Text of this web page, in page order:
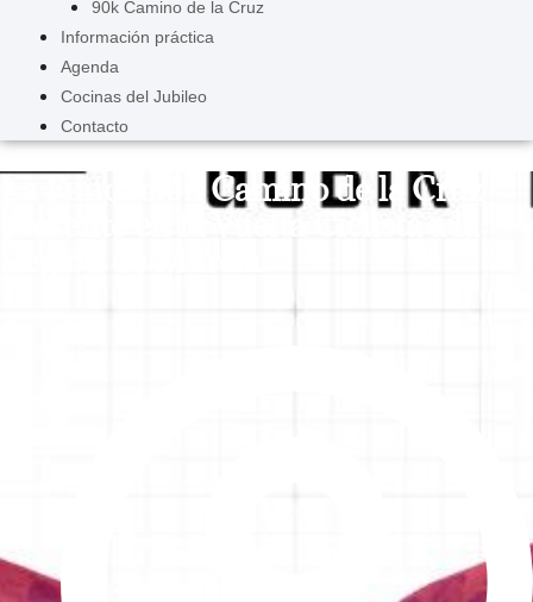
90k Camino de la Cruz
Información práctica
Agenda
Cocinas del Jubileo
Contacto
La Fundación Camino de la Cruz